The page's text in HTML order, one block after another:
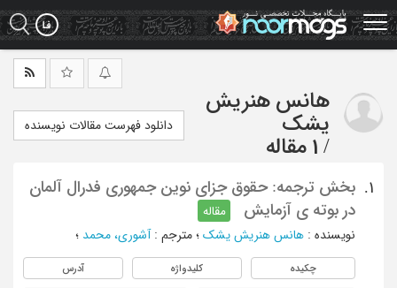
Skip
to
main
هانس هنریش
یشک
/ 1 مقاله
دانلود فهرست مقالات نویسنده
1.
بخش ترجمه: حقوق جزای نوین جمهوری فدرال آلمان
در بوته ی آزمایش
مقاله
نویسنده : هانس هنریش یشک ؛ مترجم : آشوری، محمد ؛
چکیده کلیدواژه آدرس